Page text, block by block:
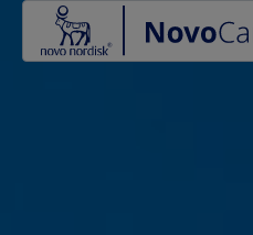
Go to the page content